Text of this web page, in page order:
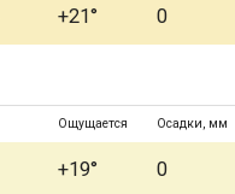
+21° 0
Ощущается Осадки, мм
+19° 0